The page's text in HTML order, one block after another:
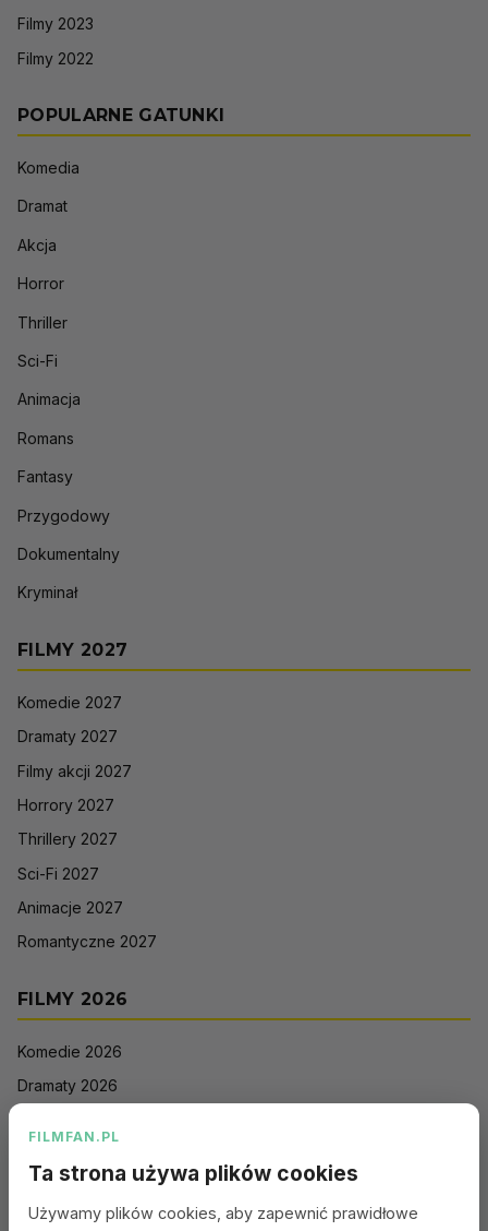
Filmy 2023
Filmy 2022
POPULARNE GATUNKI
Komedia
Dramat
Akcja
Horror
Thriller
Sci-Fi
Animacja
Romans
Fantasy
Przygodowy
Dokumentalny
Kryminał
FILMY 2027
Komedie 2027
Dramaty 2027
Filmy akcji 2027
Horrory 2027
Thrillery 2027
Sci-Fi 2027
Animacje 2027
Romantyczne 2027
FILMY 2026
Komedie 2026
Dramaty 2026
Sci-Fi 2026
FILMFAN.PL
Ta strona używa plików cookies
Używamy plików cookies, aby zapewnić prawidłowe